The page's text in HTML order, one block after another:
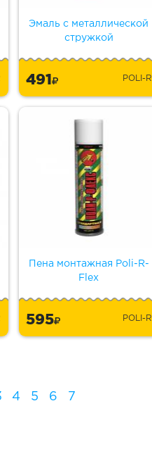
Эмаль с металлической
стружкой
491 POLI-R
Пена монтажная Poli-R-
Flex
595 POLI-R
4 5 6 7